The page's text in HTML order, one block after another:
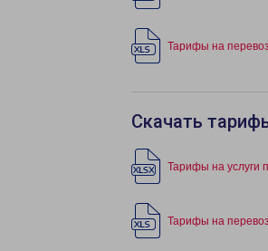
Тарифы на
Скачать
Тарифы на услуги
Тарифы на